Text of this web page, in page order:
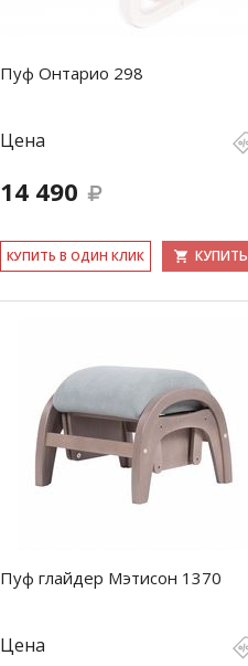
Пуф Онтарио 298
Цена
14 490
КУ­ПИТЬ В ОДИН КЛИК КУПИТЬ
Пуф глайдер Мэтисон 1370
Цена